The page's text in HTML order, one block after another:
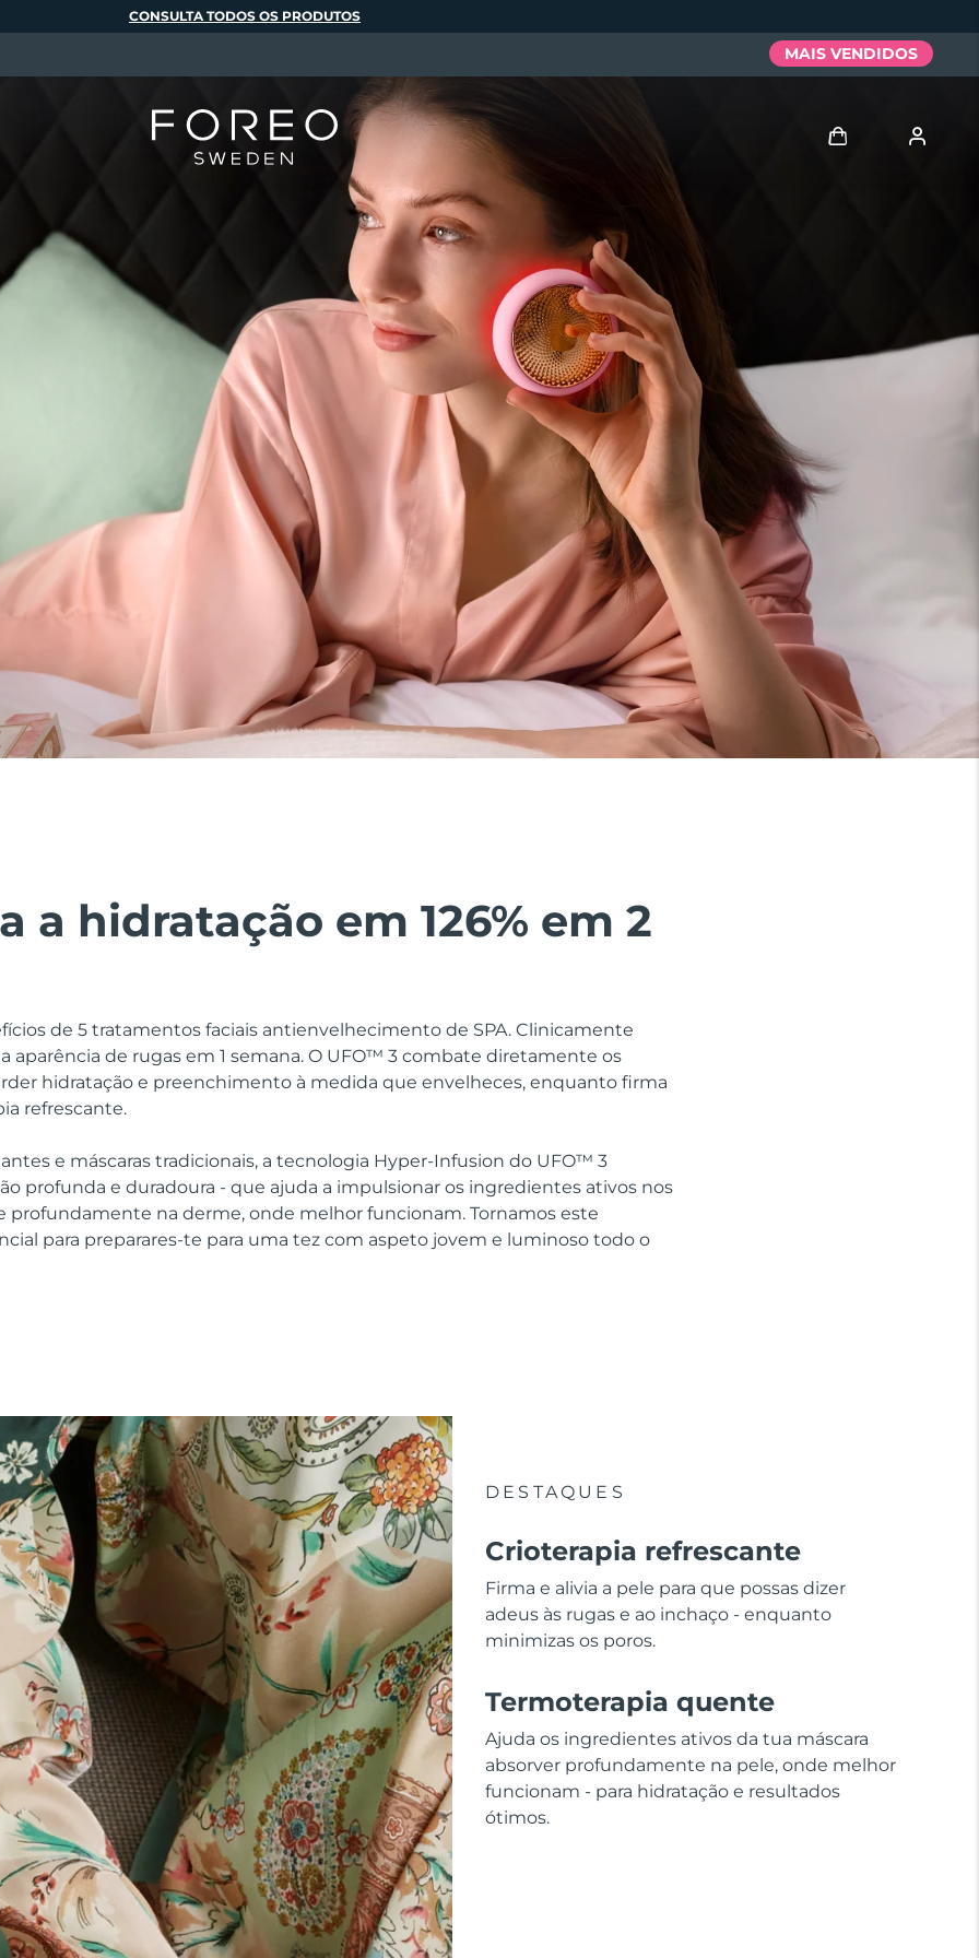
a hidratação em 126% em 2
de 5 tratamentos faciais antienvelhecimento de SPA. Clinicamente
aparência de rugas em 1 semana. O UFO™ 3 combate diretamente os
hidratação e preenchimento à medida que envelheces, enquanto firma
refrescante.
e máscaras tradicionais, a tecnologia Hyper-Infusion do UFO™ 3
profunda e duradoura - que ajuda a impulsionar os ingredientes ativos nos
profundamente na derme, onde melhor funcionam. Tornamos este
para preparares-te para uma tez com aspeto jovem e luminoso todo o
DESTAQUES
Crioterapia refrescante
Firma e alivia a pele para que possas dizer
adeus às rugas e ao inchaço - enquanto
minimizas os poros.
Termoterapia quente
Ajuda os ingredientes ativos da tua máscara
absorver profundamente na pele, onde melhor
funcionam - para hidratação e resultados
ótimos.
CONSULTA TODOS OS PRODUTOS
MAIS VENDIDOS
Meus pedidos
As minhas subscrições